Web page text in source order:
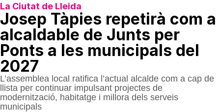
La Ciutat de Lleida
Josep Tàpies repetirà com a
alcaldable de Junts per
Ponts a les municipals del
2027
L’assemblea local ratifica l’actual alcalde com a cap de
llista per continuar impulsant projectes de
modernització, habitatge i millora dels serveis
municipals